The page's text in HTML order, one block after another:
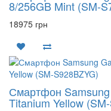
8/256GB Mint (SM-
18975 грн
Смартфон
Titanium Yellow